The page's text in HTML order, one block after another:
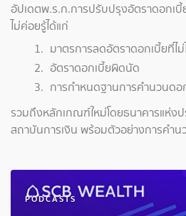
อัปเดตพ.ร.ก.การปรับปรุงอัตราดอกเ
ไม่ค่อยรู้ได้แก่
มาตรการลดอัตราดอกเบี้ยที่ไ
อัตราดอกเบี้ยผิดนัด
การกำหนดฐานการคำนวนด
รวมถึงหลักเกณฑ์ใหม่โดยธนาคารแห่ง
สถาบันการเงิน พร้อมตัวอย่างการคำนว
PODCASTS